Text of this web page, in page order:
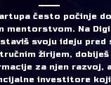
često počinje
mentorstvom. Na
svoju ideju
žirijem, dobiješ
za njen razvoj,
investitore koji